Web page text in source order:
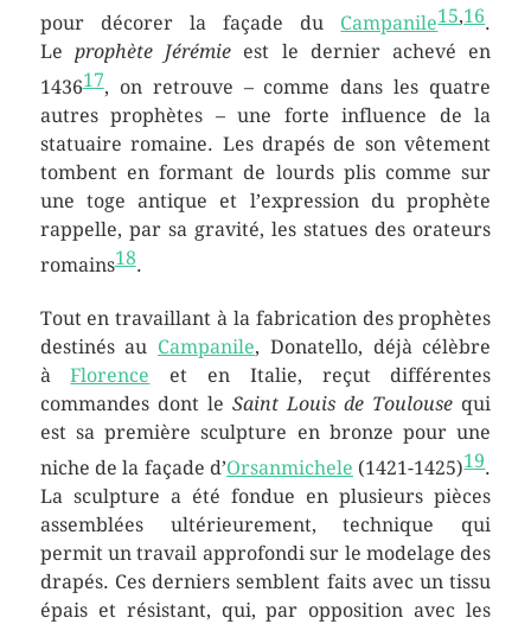
pour décorer la façade du Campanile15,16.
Le prophète Jérémie est le dernier achevé en
143617, on retrouve – comme dans les quatre
autres prophètes – une forte influence de la
statuaire romaine. Les drapés de son vêtement
tombent en formant de lourds plis comme sur
une toge antique et l’expression du prophète
rappelle, par sa gravité, les statues des orateurs
romains18.
Tout en travaillant à la fabrication des prophètes
destinés au Campanile, Donatello, déjà célèbre
àFlorence et en Italie, reçut différentes
commandes dont le Saint Louis de Toulouse qui
est sa première sculpture en bronze pour une
niche de la façade d’Orsanmichele (1421-1425)19.
La sculpture a été fondue en plusieurs pièces
assemblées ultérieurement, technique qui
permit un travail approfondi sur le modelage des
drapés. Ces derniers semblent faits avec un tissu
épais et résistant, qui, par opposition avec les